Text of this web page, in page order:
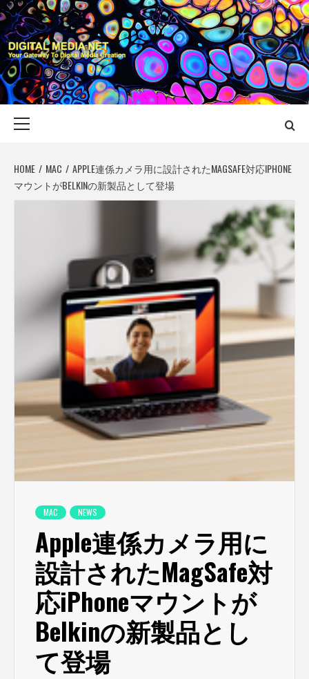
Skip
to
content
DIGITAL MEDIA
YOUR GATEWAY TO DIGITAL MEDIA CREATION
HOME MAC
APPLE連係カメラ用に設計されたMAGSAFE対応IPHONE
マウントがBELKINの新製品として登場
MAC NEWS
Apple連係カメラ用に
設計されたMagSafe対
応iPhoneマウントが
Belkinの新製品とし
て登場